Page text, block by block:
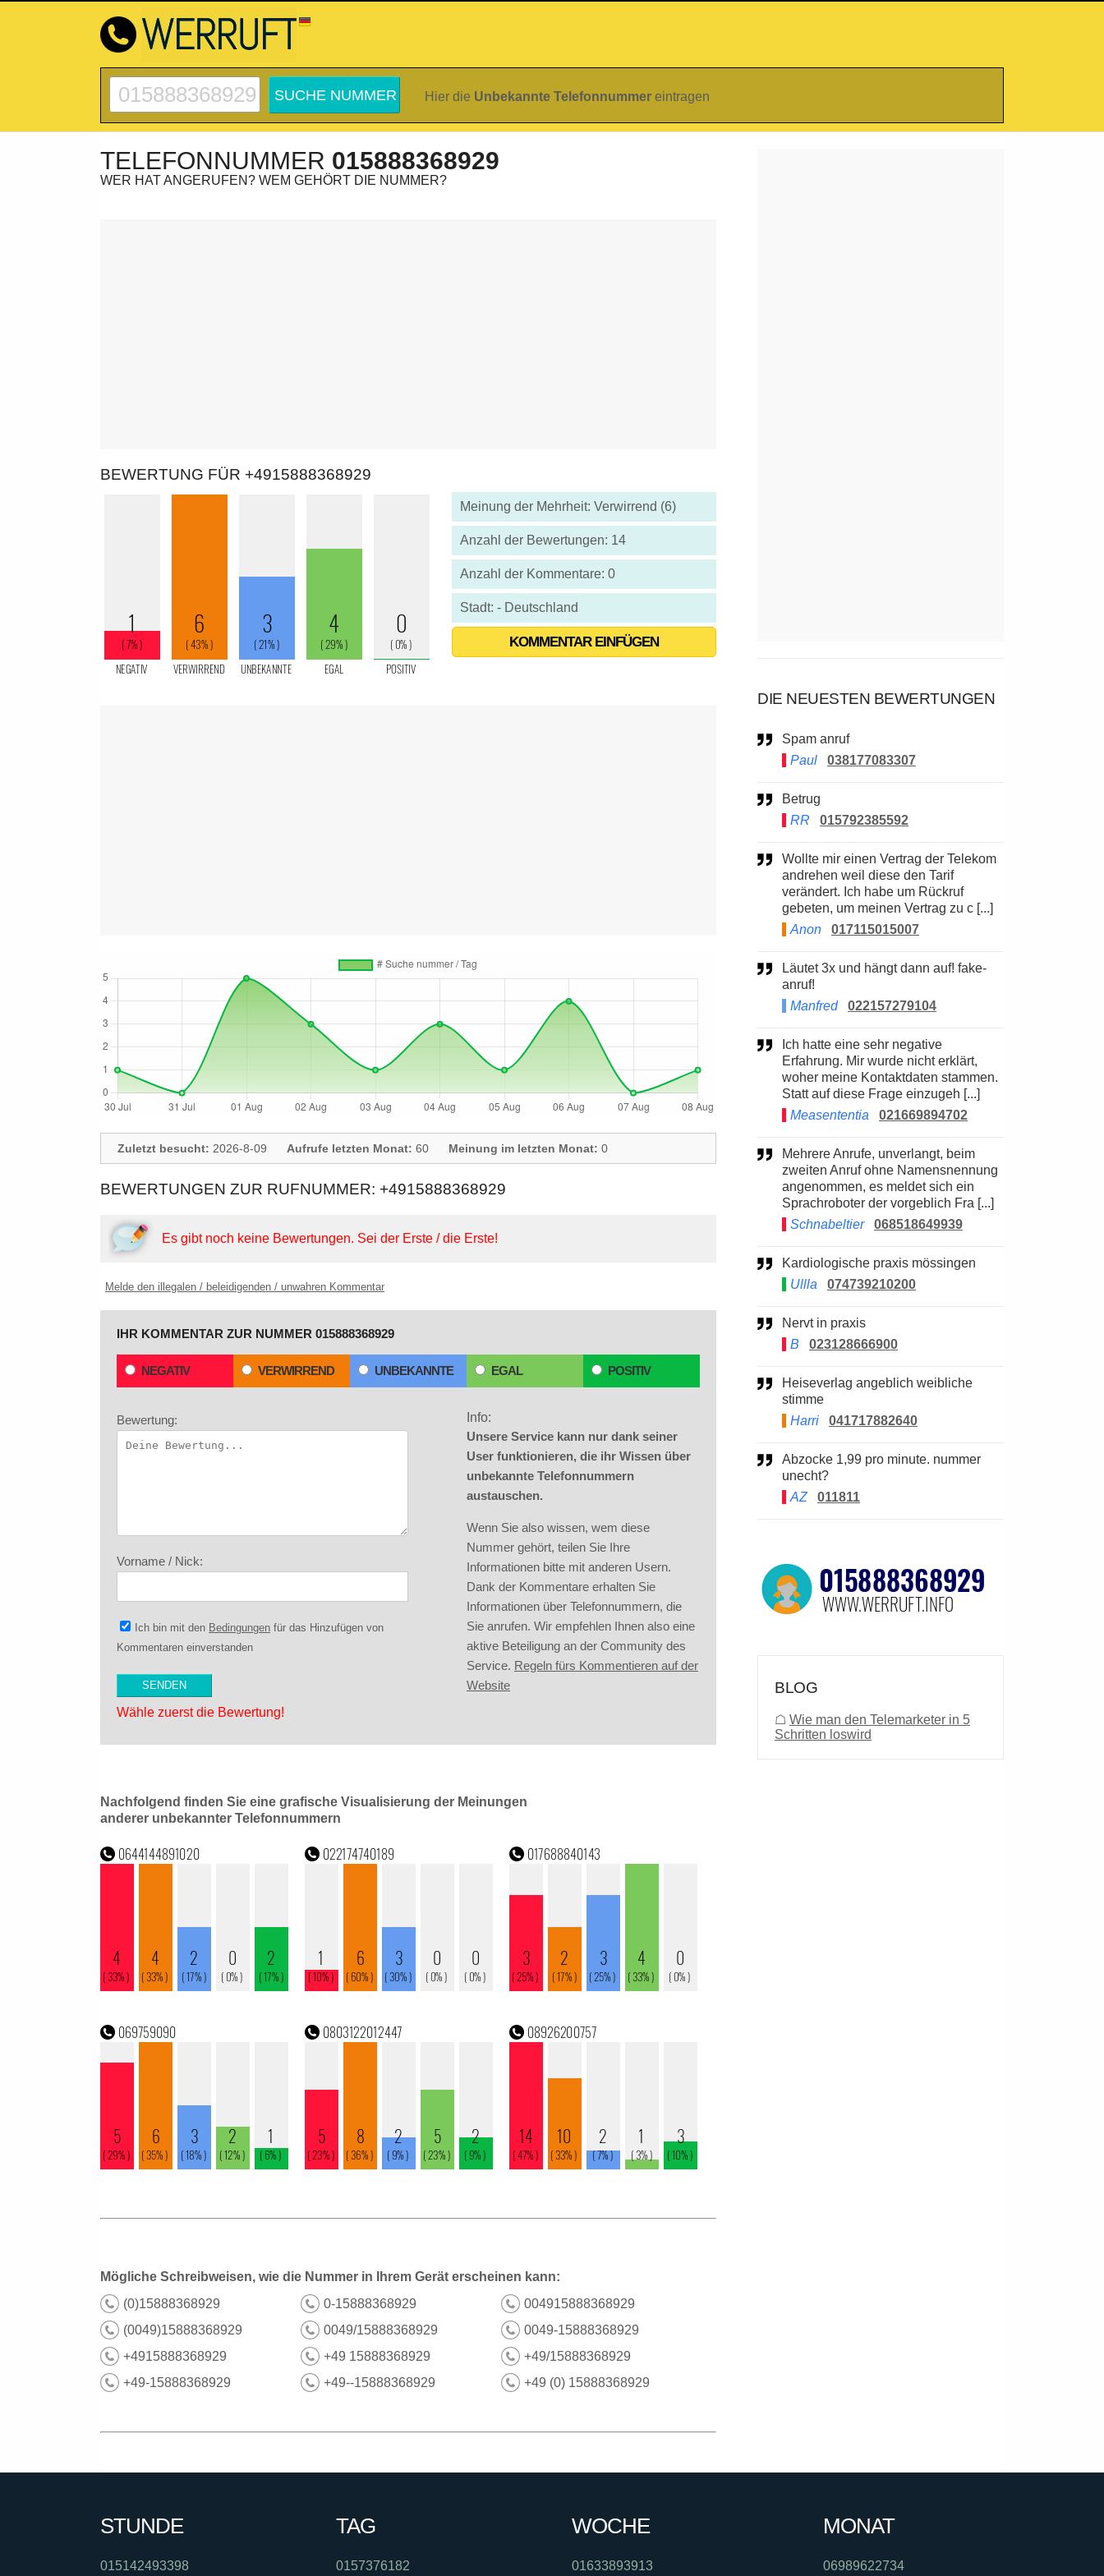
Hier die Unbekannte Telefonnummer eintragen
TELEFONNUMMER 015888368929
WER HAT ANGERUFEN? WEM GEHÖRT DIE NUMMER?
BEWERTUNG FÜR +4915888368929
Meinung der Mehrheit: Verwirrend (6)
Anzahl der Bewertungen: 14
Anzahl der Kommentare: 0
Stadt: - Deutschland
KOMMENTAR EINFÜGEN
Zuletzt besucht: 2026-8-09 Aufrufe letzten Monat: 60 Meinung im letzten Monat: 0
BEWERTUNGEN ZUR RUFNUMMER: +4915888368929
Es gibt noch keine Bewertungen. Sei der Erste / die Erste!
Melde den illegalen / beleidigenden / unwahren Kommentar
IHR KOMMENTAR ZUR NUMMER 015888368929
NEGATIV VERWIRREND UNBEKANNTE EGAL POSITIV
Bewertung:
Vorname / Nick:
Ich bin mit den Bedingungen für das Hinzufügen von
Kommentaren einverstanden
Wähle zuerst die Bewertung!
Info:
Unsere Service kann nur dank seiner
User funktionieren, die ihr Wissen über
unbekannte Telefonnummern
austauschen.
Wenn Sie also wissen, wem diese
Nummer gehört, teilen Sie Ihre
Informationen bitte mit anderen Usern.
Dank der Kommentare erhalten Sie
Informationen über Telefonnummern, die
Sie anrufen. Wir empfehlen Ihnen also eine
aktive Beteiligung an der Community des
Service. Regeln fürs Kommentieren auf der
Website
Nachfolgend finden Sie eine grafische Visualisierung der Meinungen
anderer unbekannter Telefonnummern
Mögliche Schreibweisen, wie die Nummer in Ihrem Gerät erscheinen kann:
(0)15888368929
0-15888368929
004915888368929
(0049)15888368929
0049/15888368929
0049-15888368929
+4915888368929
+49 15888368929
+49/15888368929
+49-15888368929
+49--15888368929 +49 (0) 15888368929
DIE NEUESTEN BEWERTUNGEN
Spam anruf
Paul
038177083307
Betrug
RR
015792385592
Wollte mir einen Vertrag der Telekom
andrehen weil diese den Tarif
verändert. Ich habe um Rückruf
gebeten, um meinen Vertrag zu c [...]
Anon
017115015007
Läutet 3x und hängt dann auf! fake-
anruf!
Manfred
022157279104
Erfahrung. Mir wurde nicht erklärt,
woher meine Kontaktdaten stammen.
Statt auf diese Frage einzugeh [...]
Measententia
021669894702
Mehrere Anrufe, unverlangt, beim
zweiten Anruf ohne Namensnennung
angenommen, es meldet sich ein
Sprachroboter der vorgeblich Fra [...]
Schnabeltier
068518649939
Kardiologische praxis mössingen
Ullla
074739210200
Nervt in praxis
B
023128666900
Heiseverlag angeblich weibliche
stimme
Harri
041717882640
Abzocke 1,99 pro minute. nummer
unecht?
AZ
011811
BLOG
☖ Wie man den Telemarketer in 5
Schritten loswird
STUNDE
015142493398
TAG
0157376182
WOCHE
01633893913
MONAT
06989622734